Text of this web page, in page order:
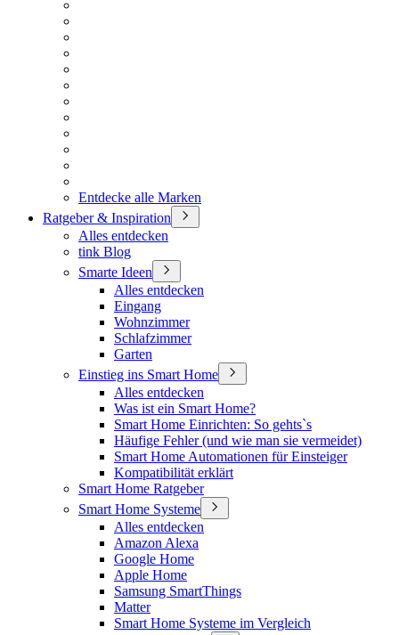
Entdecke alle Marken
Ratgeber & Inspiration
Alles entdecken
tink Blog
Smarte Ideen
Alles entdecken
Eingang
Wohnzimmer
Schlafzimmer
Garten
Einstieg ins Smart Home
Alles entdecken
Was ist ein Smart Home?
Smart Home Einrichten: So gehts`s
Häufige Fehler (und wie man sie vermeidet)
Smart Home Automationen für Einsteiger
Kompatibilität erklärt
Smart Home Ratgeber
Smart Home Systeme
Alles entdecken
Amazon Alexa
Google Home
Apple Home
Samsung SmartThings
Matter
Smart Home Systeme im Vergleich